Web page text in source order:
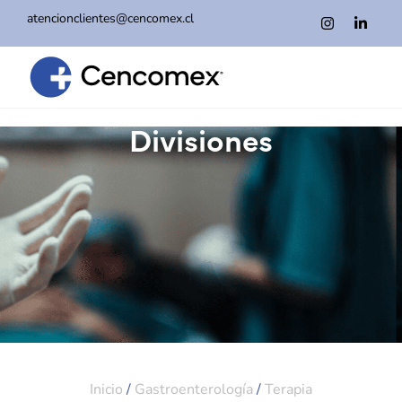
atencionclientes@cencomex.cl
Divisiones
Inicio / Gastroenterología /Terapia